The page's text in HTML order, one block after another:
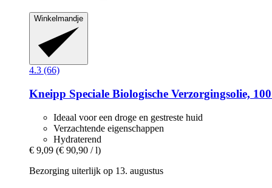
Winkelmandje
4.3 (66)
Kneipp Speciale Biologische Verzorgingsolie,
Ideaal voor een droge en gestreste huid
Verzachtende eigenschappen
Hydraterend
€ 9,09 (€ 90,90 / l)
Bezorging uiterlijk op 13. augustus